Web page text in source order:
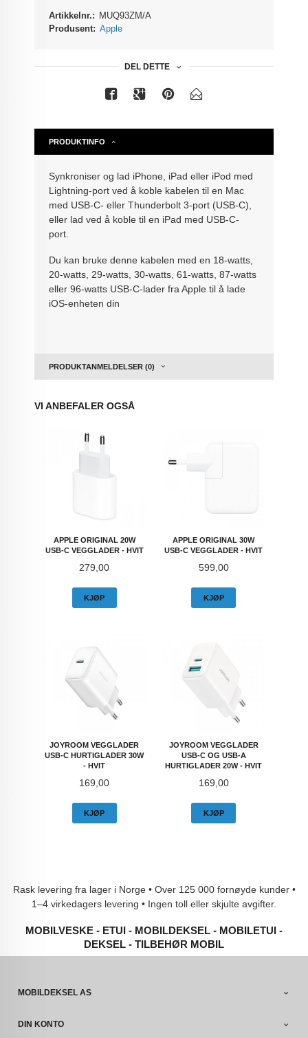
Artikkelnr.: MUQ93ZM/A
Produsent: Apple
DEL DETTE
PRODUKTINFO
Synkroniser og lad iPhone, iPad eller iPod med
Lightning-port ved å koble kabelen til en Mac
med USB-C- eller Thunderbolt 3-port (USB-C),
eller lad ved å koble til en iPad med USB-C-
port.
Du kan bruke denne kabelen med en 18-watts,
20-watts, 29-watts, 30-watts, 61-watts, 87-watts
eller 96-watts USB-C-lader fra Apple til å lade
iOS-enheten din
PRODUKTANMELDELSER (0)
VI ANBEFALER OGSÅ
APPLE ORIGINAL 20W
USB-C VEGGLADER - HVIT
Pris
279,00
KJØP
APPLE ORIGINAL 30W
USB-C VEGGLADER - HVIT
Pris
599,00
KJØP
JOYROOM VEGGLADER
USB-C HURTIGLADER 30W
- HVIT
Pris
169,00
KJØP
JOYROOM VEGGLADER
USB-C OG USB-A
HURTIGLADER 20W - HVIT
Pris
169,00
KJØP
Rask levering fra lager i Norge • Over 125 000 fornøyde kunder •
1–4 virkedagers levering • Ingen toll eller skjulte avgifter.
MOBILVESKE - ETUI - MOBILDEKSEL - MOBILETUI -
DEKSEL - TILBEHØR MOBIL
MOBILDEKSEL AS
DIN KONTO